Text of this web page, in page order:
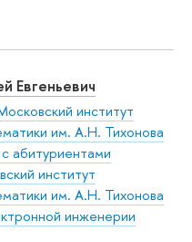
Евгеньевич
институт
им. А.Н. Тихонова
абитуриентами
институт
им. А.Н. Тихонова
инженерии